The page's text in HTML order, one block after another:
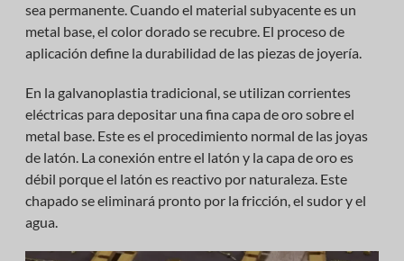
sea permanente. Cuando el material subyacente es un
metal base, el color dorado se recubre. El proceso de
aplicación define la durabilidad de las piezas de joyería.
En la galvanoplastia tradicional, se utilizan corrientes
eléctricas para depositar una fina capa de oro sobre el
metal base. Este es el procedimiento normal de las joyas
de latón. La conexión entre el latón y la capa de oro es
débil porque el latón es reactivo por naturaleza. Este
chapado se eliminará pronto por la fricción, el sudor y el
agua.